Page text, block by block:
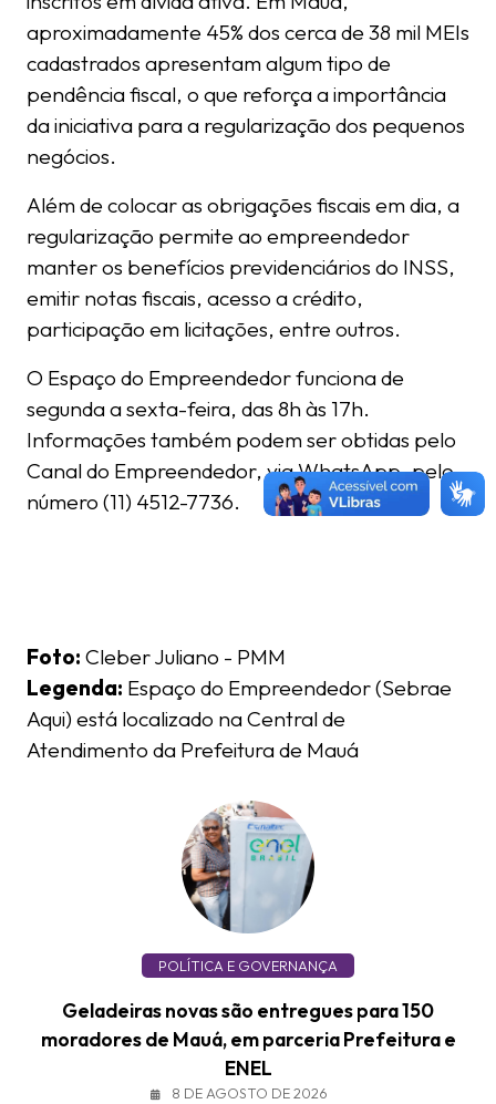
aproximadamente 45% dos cerca de 38 mil MEIs
cadastrados apresentam algum tipo de
pendência fiscal, o que reforça a importância
da iniciativa para a regularização dos pequenos
negócios.
Além de colocar as obrigações fiscais em dia, a
regularização permite ao empreendedor
manter os benefícios previdenciários do INSS,
emitir notas fiscais, acesso a crédito,
participação em licitações, entre outros.
O Espaço do Empreendedor funciona de
segunda a sexta-feira, das 8h às 17h.
Informações também podem ser obtidas pelo
Canal do Empreendedor, via WhatsApp, pelo
número (11) 4512-7736.
Foto: Cleber Juliano - PMM
Legenda: Espaço do Empreendedor (Sebrae
Aqui) está localizado na Central de
Atendimento da Prefeitura de Mauá
POLÍTICA E GOVERNANÇA
Geladeiras novas são entregues para 150
moradores de Mauá, em parceria Prefeitura e
ENEL
8 DE AGOSTO DE 2026